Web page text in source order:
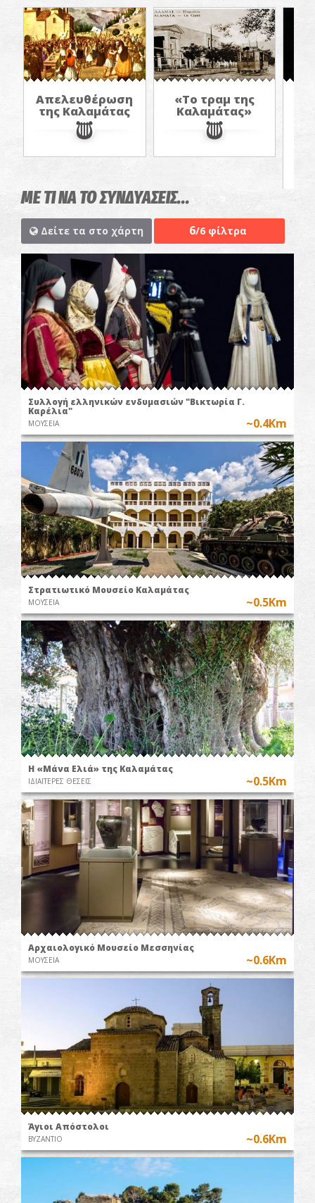
Απελευθέρωση
της Καλαμάτας
«Το τραμ της
Καλαμάτας»
ΜΕ ΤΙ ΝΑ ΤΟ ΣΥΝΔΥΑΣΕΙΣ...
Δείτε τα στο χάρτη 6/6 φίλτρα
Συλλογή ελληνικών ενδυμασιών "Βικτωρία Γ.
Καρέλια"
ΜΟΥΣΕΙΑ ~0.4Km
Στρατιωτικό Μουσείο Καλαμάτας
ΜΟΥΣΕΙΑ ~0.5Km
Η «Μάνα Ελιά» της Καλαμάτας
ΙΔΙΑΙΤΕΡΕΣ ΘΕΣΕΙΣ ~0.5Km
Αρχαιολογικό Μουσείο Μεσσηνίας
ΜΟΥΣΕΙΑ ~0.6Km
Άγιοι Απόστολοι
ΒΥΖΑΝΤΙΟ ~0.6Km